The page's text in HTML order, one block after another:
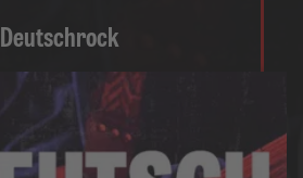
Deutschrock